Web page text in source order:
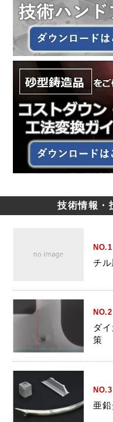
技術情報・
NO.1
チ
NO.2
ダ
策
NO.3
亜